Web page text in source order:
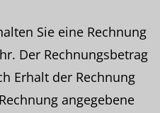
Sie eine Rechnung
Der Rechnungsbetrag
Erhalt der Rechnung
angegebene